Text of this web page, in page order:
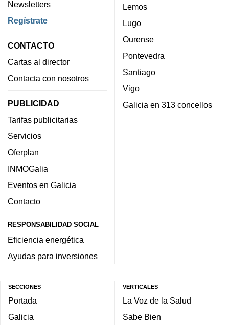
Newsletters
Regístrate
CONTACTO
Cartas al director
Contacta con nosotros
PUBLICIDAD
Tarifas publicitarias
Servicios
Oferplan
INMOGalia
Eventos en Galicia
Contacto
RESPONSABILIDAD SOCIAL
Eficiencia energética
Ayudas para inversiones
Lemos
Lugo
Ourense
Pontevedra
Santiago
Vigo
Galicia en 313 concellos
SECCIONES
Portada
Galicia
VERTICALES
La Voz de la Salud
Sabe Bien